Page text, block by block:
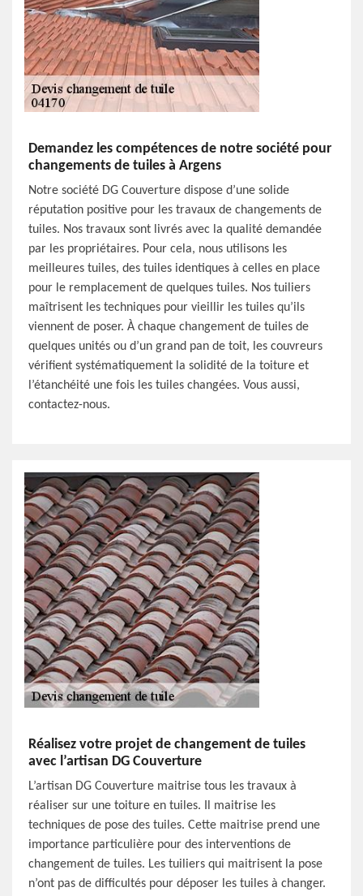
Demandez les compétences de notre société pour
changements de tuiles à Argens
Notre société DG Couverture dispose d’une solide
réputation positive pour les travaux de changements de
tuiles. Nos travaux sont livrés avec la qualité demandée
par les propriétaires. Pour cela, nous utilisons les
meilleures tuiles, des tuiles identiques à celles en place
pour le remplacement de quelques tuiles. Nos tuiliers
maîtrisent les techniques pour vieillir les tuiles qu’ils
viennent de poser. À chaque changement de tuiles de
quelques unités ou d’un grand pan de toit, les couvreurs
vérifient systématiquement la solidité de la toiture et
l’étanchéité une fois les tuiles changées. Vous aussi,
contactez-nous.
Réalisez votre projet de changement de tuiles
avec l’artisan DG Couverture
L’artisan DG Couverture maitrise tous les travaux à
réaliser sur une toiture en tuiles. Il maitrise les
techniques de pose des tuiles. Cette maitrise prend une
importance particulière pour des interventions de
changement de tuiles. Les tuiliers qui maitrisent la pose
n’ont pas de difficultés pour déposer les tuiles à changer.